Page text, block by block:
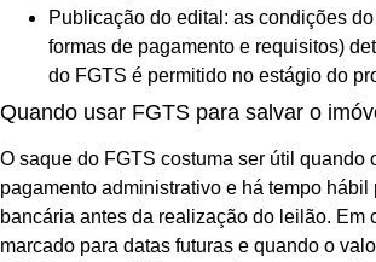
Publicação do edital: as condições
formas de pagamento e requisitos)
do FGTS é permitido no estágio do
Quando usar FGTS para salvar o
O saque do FGTS costuma ser útil quando
pagamento administrativo e há tempo
bancária antes da realização do leilão. Em
marcado para datas futuras e quando o